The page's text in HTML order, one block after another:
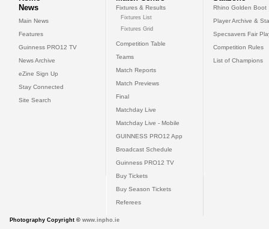
News
Main News
Features
Guinness PRO12 TV
News Archive
eZine Sign Up
Stay Connected
Site Search
Fixtures & Results
Fixtures List
Fixtures Grid
Competition Table
Teams
Match Reports
Match Previews
Final
Matchday Live
Matchday Live - Mobile
GUINNESS PRO12 App
Broadcast Schedule
Guinness PRO12 TV
Buy Tickets
Buy Season Tickets
Referees
Rhino Golden Boot
Player Archive &
Specsavers Fair
Competition Rules
List of Champions
Photography Copyright © www.inpho.ie